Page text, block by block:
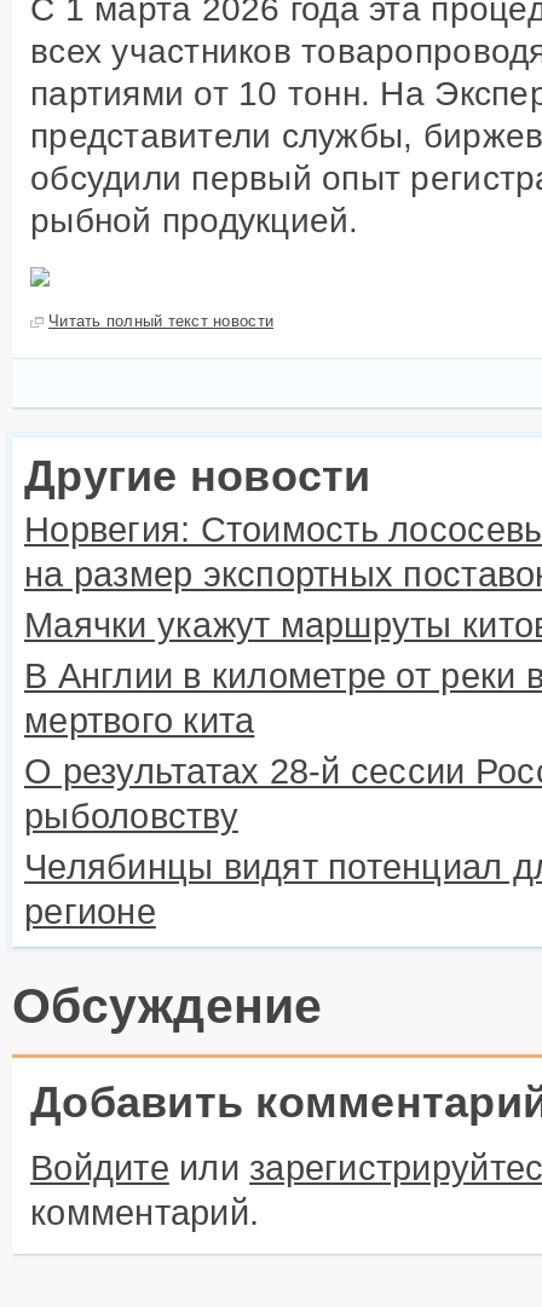
Недвижимость
Образование
для
С 1 марта 2026 года эта
всех участников
партиями от 10 тонн. На
представители службы,
обсудили первый опыт
рыбной продукцией.
Читать полный текст новости
Другие новости
Норвегия: Стоимость
на размер экспортных
Маячки укажут маршруты
В Англии в километре от реки
мертвого кита
О результатах 28-й сессии
рыболовству
Челябинцы видят потенциал
регионе
Обсуждение
Добавить
Войдите или
комментарий.